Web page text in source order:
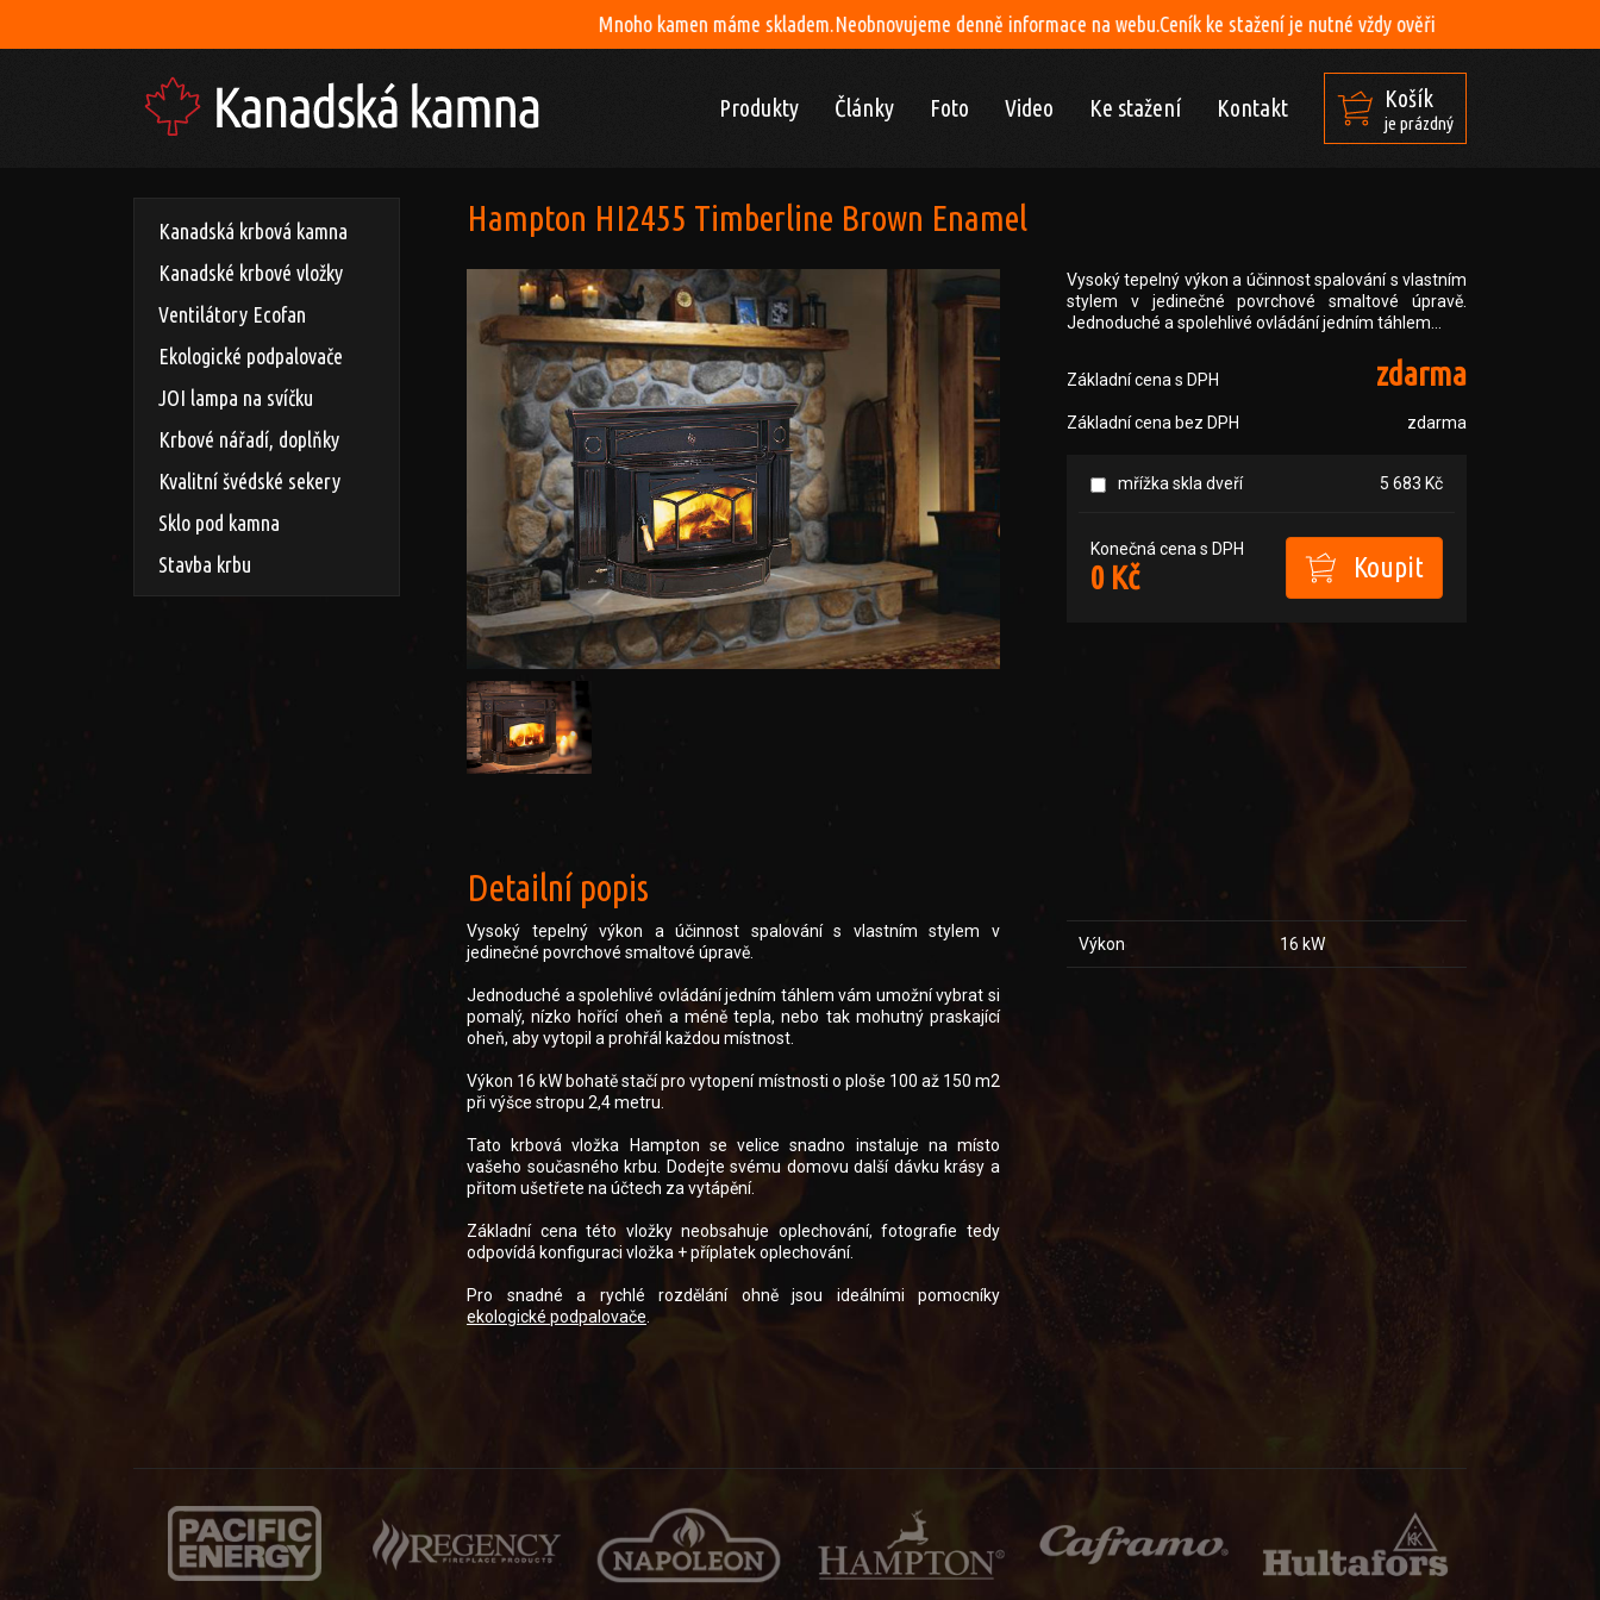
Mnoho kamen máme skladem.Neobnovujeme denně informace na webu.Ceník ke stažení je nutné vždy ověři
Produkty Články Foto Video Ke stažení Kontakt Košík
je prázdný
Hampton HI2455 Timberline Brown Enamel
Vysoký tepelný výkon a účinnost spalování s vlastním
stylem v jedinečné povrchové smaltové úpravě.
Jednoduché a spolehlivé ovládání jedním táhlem…
Základní cena s DPH zdarma
Základní cena bez DPH zdarma
mřížka skla dveří 5 683 Kč
Konečná cena s DPH
0 Kč Koupit
Detailní popis
Vysoký tepelný výkon a účinnost spalování s vlastním stylem v
jedinečné povrchové smaltové úpravě.
Jednoduché a spolehlivé ovládání jedním táhlem vám umožní vybrat si
pomalý, nízko hořící oheň a méně tepla, nebo tak mohutný praskající
oheň, aby vytopil a prohřál každou místnost.
Výkon 16 kW bohatě stačí pro vytopení místnosti o ploše 100 až 150 m2
při výšce stropu 2,4 metru.
Tato krbová vložka Hampton se velice snadno instaluje na místo
vašeho současného krbu. Dodejte svému domovu další dávku krásy a
přitom ušetřete na účtech za vytápění.
Základní cena této vložky neobsahuje oplechování, fotografie tedy
odpovídá konfiguraci vložka + příplatek oplechování.
Pro snadné a rychlé rozdělání ohně jsou ideálními pomocníky
ekologické podpalovače.
Výkon 16 kW
Kanadská krbová kamna
Kanadské krbové vložky
Ventilátory Ecofan
Ekologické podpalovače
JOI lampa na svíčku
Krbové nářadí, doplňky
Kvalitní švédské sekery
Sklo pod kamna
Stavba krbu